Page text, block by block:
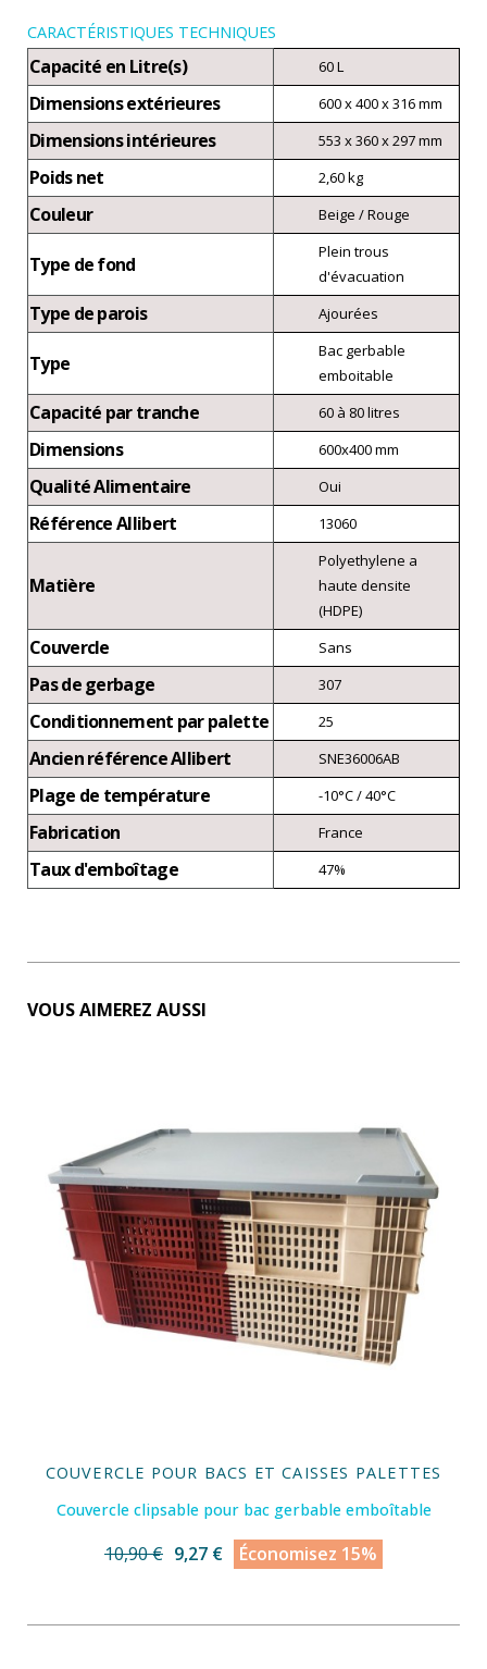
CARACTÉRISTIQUES TECHNIQUES
Capacité en Litre(s) 60 L
Dimensions extérieures 600 x 400 x 316 mm
Dimensions intérieures 553 x 360 x 297 mm
Poids net 2,60 kg
Couleur Beige / Rouge
Type de fond
Plein trous
d'évacuation
Type de parois Ajourées
Type
Bac gerbable
emboitable
Capacité par tranche 60 à 80 litres
Dimensions 600x400 mm
Qualité Alimentaire Oui
Référence Allibert 13060
Matière
Polyethylene a
haute densite
(HDPE)
Couvercle Sans
Pas de gerbage 307
Conditionnement par palette 25
Ancien référence Allibert SNE36006AB
Plage de température -10°C / 40°C
Fabrication France
Taux d'emboîtage 47%
VOUS AIMEREZ AUSSI
COUVERCLE POUR BACS ET CAISSES PALETTES
Couvercle clipsable pour bac gerbable emboîtable
10,90 € 9,27 € Économisez 15%